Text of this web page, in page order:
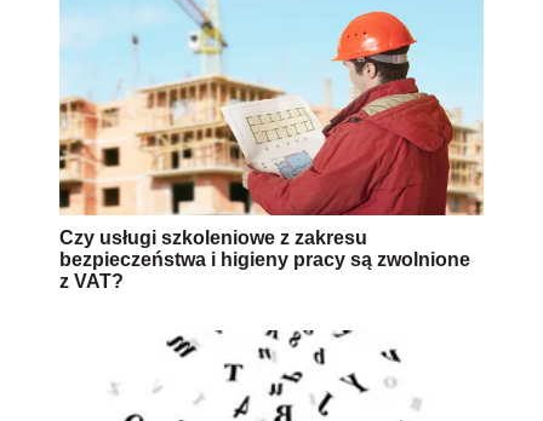
Czy usługi szkoleniowe z zakresu
bezpieczeństwa i higieny pracy są zwolnione
z VAT?